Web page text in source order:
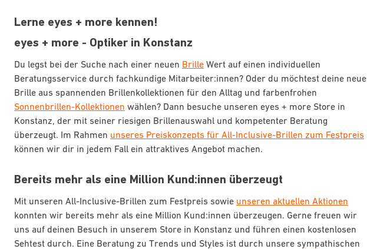
Lerne eyes + more kennen!
eyes + more - Optiker in Konstanz
Du legst bei der Suche nach einer neuen Brille Wert auf einen individuellen
Beratungsservice durch fachkundige Mitarbeiter:innen? Oder du möchtest deine neue
Brille aus spannenden Brillenkollektionen für den Alltag und farbenfrohen
Sonnenbrillen-Kollektionen wählen? Dann besuche unseren eyes + more Store in
Konstanz, der mit seiner riesigen Brillenauswahl und kompetenter Beratung
überzeugt. Im Rahmen unseres Preiskonzepts für All-Inclusive-Brillen zum Festpreis
können wir dir in jedem Fall ein attraktives Angebot machen.
Bereits mehr als eine Million Kund:innen überzeugt
Mit unseren All-Inclusive-Brillen zum Festpreis sowie unseren aktuellen Aktionen
konnten wir bereits mehr als eine Million Kund:innen überzeugen. Gerne freuen wir
uns auf deinen Besuch in unserem Store in Konstanz und führen einen kostenlosen
Sehtest durch. Eine Beratung zu Trends und Styles ist durch unsere sympathischen